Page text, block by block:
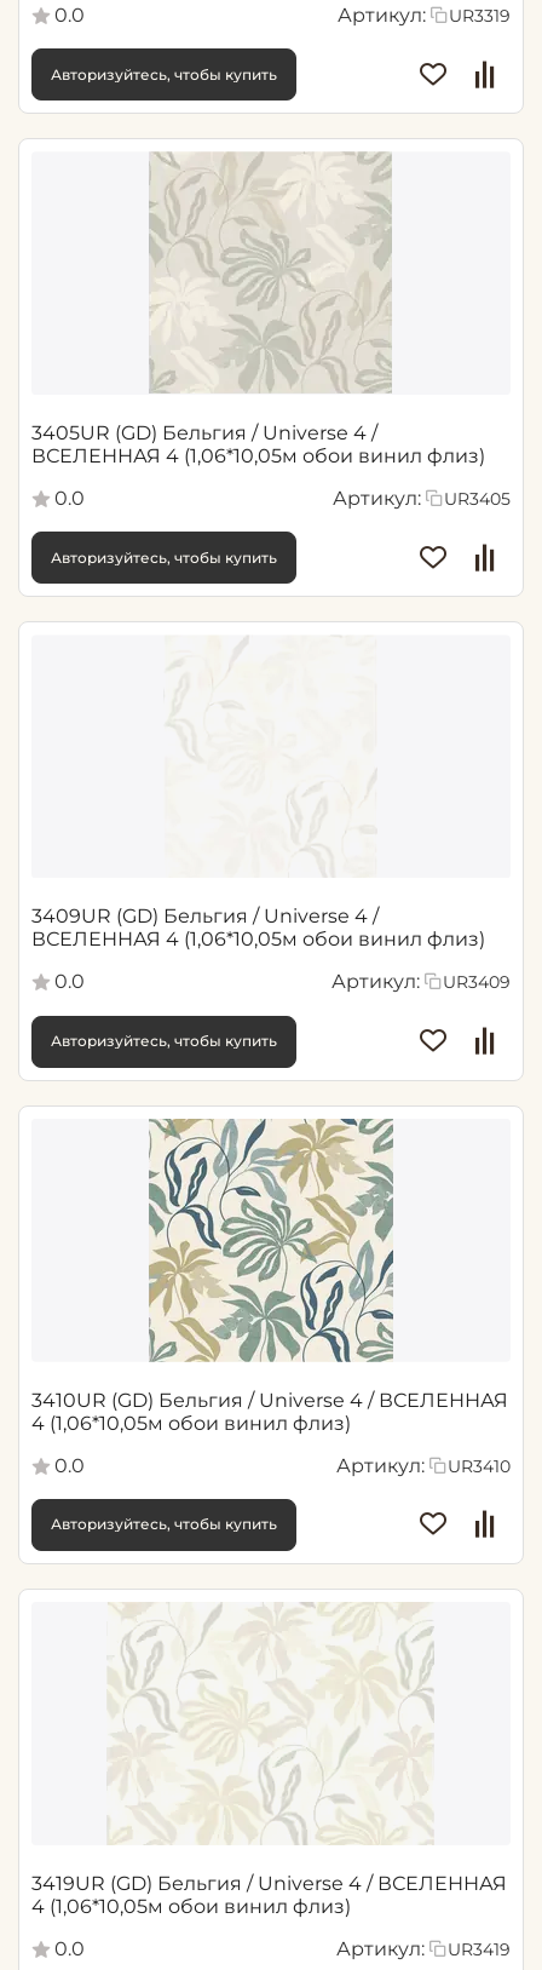
0.0
Артикул: UR3319
Авторизуйтесь, чтобы купить
3405UR (GD) Бельгия / Universe 4 /
ВСЕЛЕННАЯ 4 (1,06*10,05м обои винил флиз)
0.0
Артикул: UR3405
Авторизуйтесь, чтобы купить
3409UR (GD) Бельгия / Universe 4 /
ВСЕЛЕННАЯ 4 (1,06*10,05м обои винил флиз)
0.0
Артикул: UR3409
Авторизуйтесь, чтобы купить
3410UR (GD) Бельгия / Universe 4 / ВСЕЛЕННАЯ
4 (1,06*10,05м обои винил флиз)
0.0
Артикул: UR3410
Авторизуйтесь, чтобы купить
3419UR (GD) Бельгия / Universe 4 / ВСЕЛЕННАЯ
4 (1,06*10,05м обои винил флиз)
0.0
Артикул: UR3419